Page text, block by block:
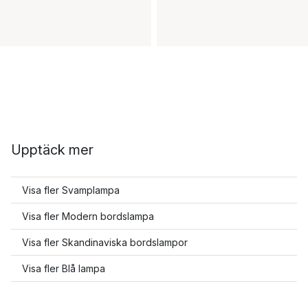
Upptäck mer
Visa fler Svamplampa
Visa fler Modern bordslampa
Visa fler Skandinaviska bordslampor
Visa fler Blå lampa